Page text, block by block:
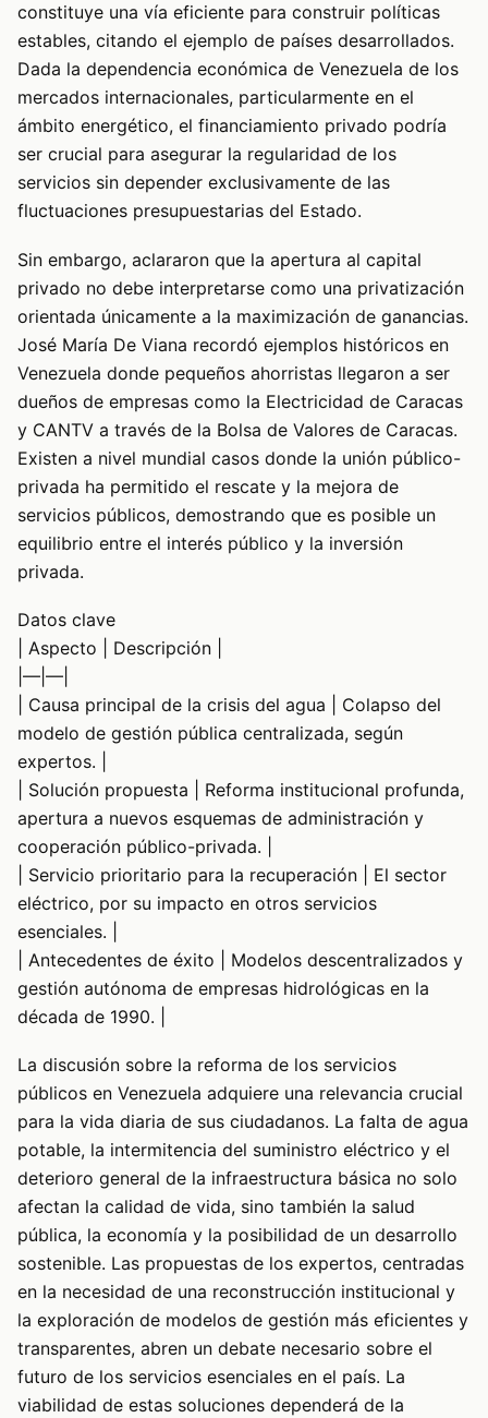
constituye una vía eficiente para construir políticas
estables, citando el ejemplo de países desarrollados.
Dada la dependencia económica de Venezuela de los
mercados internacionales, particularmente en el
ámbito energético, el financiamiento privado podría
ser crucial para asegurar la regularidad de los
servicios sin depender exclusivamente de las
fluctuaciones presupuestarias del Estado.
Sin embargo, aclararon que la apertura al capital
privado no debe interpretarse como una privatización
orientada únicamente a la maximización de ganancias.
José María De Viana recordó ejemplos históricos en
Venezuela donde pequeños ahorristas llegaron a ser
dueños de empresas como la Electricidad de Caracas
y CANTV a través de la Bolsa de Valores de Caracas.
Existen a nivel mundial casos donde la unión público-
privada ha permitido el rescate y la mejora de
servicios públicos, demostrando que es posible un
equilibrio entre el interés público y la inversión
privada.
Datos clave
| Aspecto | Descripción |
|—|—|
| Causa principal de la crisis del agua | Colapso del
modelo de gestión pública centralizada, según
expertos. |
| Solución propuesta | Reforma institucional profunda,
apertura a nuevos esquemas de administración y
cooperación público-privada. |
| Servicio prioritario para la recuperación | El sector
eléctrico, por su impacto en otros servicios
esenciales. |
| Antecedentes de éxito | Modelos descentralizados y
gestión autónoma de empresas hidrológicas en la
década de 1990. |
La discusión sobre la reforma de los servicios
públicos en Venezuela adquiere una relevancia crucial
para la vida diaria de sus ciudadanos. La falta de agua
potable, la intermitencia del suministro eléctrico y el
deterioro general de la infraestructura básica no solo
afectan la calidad de vida, sino también la salud
pública, la economía y la posibilidad de un desarrollo
sostenible. Las propuestas de los expertos, centradas
en la necesidad de una reconstrucción institucional y
la exploración de modelos de gestión más eficientes y
transparentes, abren un debate necesario sobre el
futuro de los servicios esenciales en el país. La
viabilidad de estas soluciones dependerá de la